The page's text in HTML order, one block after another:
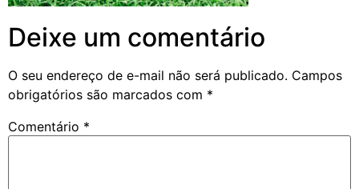
Deixe um comentário
O seu endereço de e-mail não será publicado. Campos
obrigatórios são marcados com *
Comentário *